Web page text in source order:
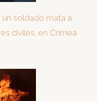
un soldado mata a
civiles, en Crimea